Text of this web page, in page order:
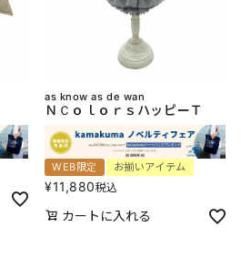
as know as de wan
ＮＣｏｌｏｒｓハッピーＴ
WEB限定 お揃いアイテム
¥11,880税込
カートに入れる